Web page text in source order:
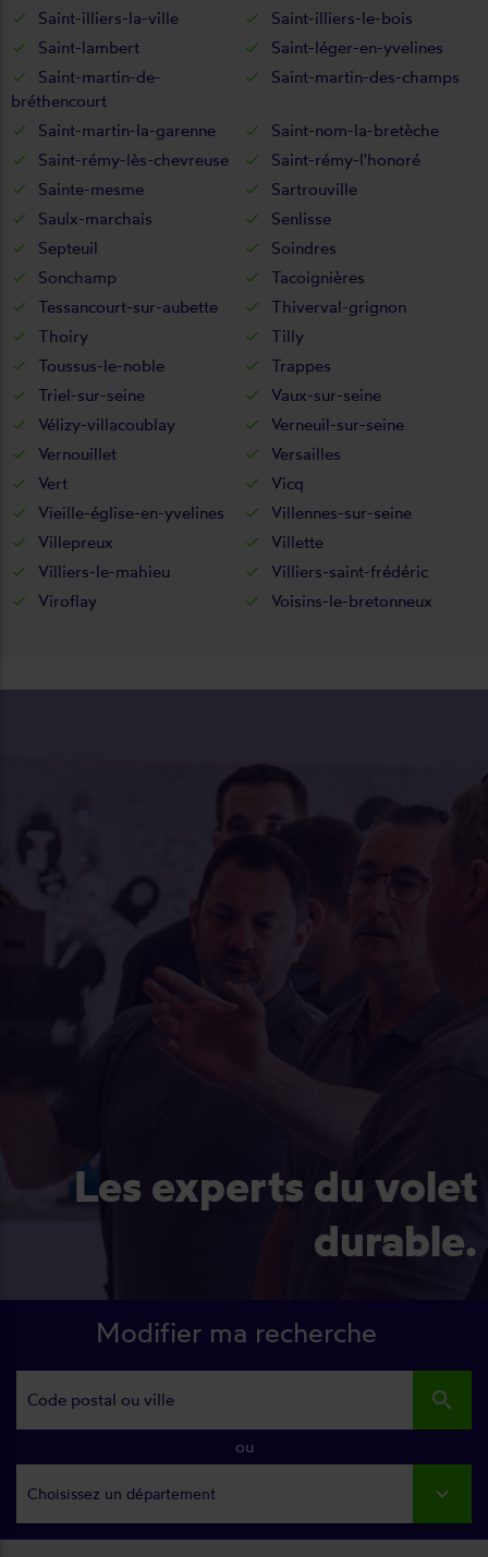
Saint-illiers-la-ville
Saint-illiers-le-bois
Saint-lambert
Saint-léger-en-yvelines
Saint-martin-de-
bréthencourt
Saint-martin-des-champs
Saint-martin-la-garenne
Saint-nom-la-bretèche
Saint-rémy-lès-chevreuse
Saint-rémy-l'honoré
Sainte-mesme
Sartrouville
Saulx-marchais
Senlisse
Septeuil
Soindres
Sonchamp
Tacoignières
Tessancourt-sur-aubette
Thiverval-grignon
Thoiry
Tilly
Toussus-le-noble
Trappes
Triel-sur-seine
Vaux-sur-seine
Vélizy-villacoublay
Verneuil-sur-seine
Vernouillet
Versailles
Vert
Vicq
Vieille-église-en-yvelines
Villennes-sur-seine
Villepreux
Villette
Villiers-le-mahieu
Villiers-saint-frédéric
Viroflay
Voisins-le-bretonneux
Les experts du volet
durable.
Modifier ma recherche
search
ou
Choisissez un département